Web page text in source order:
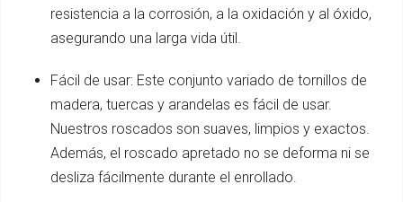
resistencia a la corrosión, a la oxidación y al óxido,
asegurando una larga vida útil.
Fácil de usar: Este conjunto variado de tornillos de
madera, tuercas y arandelas es fácil de usar.
Nuestros roscados son suaves, limpios y exactos.
Además, el roscado apretado no se deforma ni se
desliza fácilmente durante el enrollado.